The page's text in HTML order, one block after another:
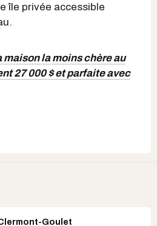
île privée accessible
maison la moins chère au
27 000 $ et parfaite avec
Goulet